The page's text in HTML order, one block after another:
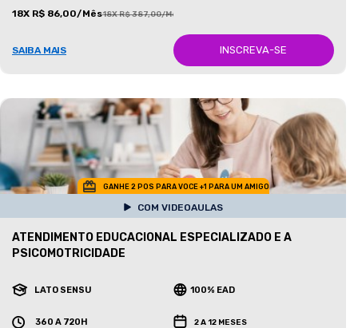
18X R$ 86,00/Mês18X R$ 387,00/Mês
SAIBA MAIS INSCREVA-SE
GANHE 2 POS PARA VOCE +1 PARA UM AMIGO
COM VIDEOAULAS
ATENDIMENTO EDUCACIONAL ESPECIALIZADO E A
PSICOMOTRICIDADE
LATO SENSU 100% EAD
360 A 720H 2 A 12 MESES